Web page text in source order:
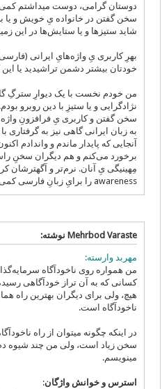
دوستان گرامی‌، دوست میداشتم کمی‌
سخن گفتن در خانواده یِ خویش و یا
شاید ستیز‌ها و یا ستایش‌ها در این
بهرِ کاربری یِ واژه‌هایِ ایرانی‌
خودتان بیشتر دشمن تراشیدید یا
من خودم نخست با یک دیوارِ سترگِ
نژادگرایی و یا ستیزِ با دین روبرو
سخن گفتن و کاربری یِ فرافزونِ
به زبان ایرانی‌ گاهی‌ نیز به گرفتاری
آنجایی که پایدار ماندم و واندادم
برخورد می‌کنم و هم دیگران سخنِ
مِهینیگی یِ آنان. نرم‌تر و آگهترشان
awareness را برایِ زبانِ فارسی کمی‌ بیدار کردم.
Mehrbod Varaste نوشته:
مهربد وارسته:
من همواره روی ناخودآگاه
کسانی که به آن تراز خودآگاهی
هیچ، ولی برای دیگران بهترین راه
ناخودآگاه است.
در اینکه چگونه میتوان از راه
سخن زیاد است، ولی من چند شیوه
مینویسم.
استرس و خوانش واژگان: